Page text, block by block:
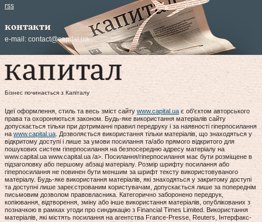
rss
контакти
e-mail: contact@capital.ua
Бізнес починається з Капіталу
Ідеї оформлення, стиль та весь зміст сайту www.capital.ua є об'єктом авторського
права та охороняються законом. Будь-яке використання матеріалів сайту
допускається тільки при дотриманні правил передруку і за наявності гіперпосилання
на www.capital.ua . Дозволяється використання тільки матеріалів, що знаходяться у
відкритому доступі і лише за умови посилання та/або прямого відкритого для
пошукових систем гіперпосилання на безпосередню адресу матеріалу на
www.capital.ua www.capital.ua /a>. Посилання/гіперпосилання має бути розміщене в
підзаголовку або першому абзаці матеріалу. Розмір шрифту посилання або
гіперпосилання не повинен бути меншим за шрифт тексту використовуваного
матеріалу. Будь-яке використання матеріалів, які знаходяться у закритому доступі
та доступні лише зареєстрованим користувачам, допускається лише за попереднім
письмовим дозволом правовласника. Категорично заборонено передрук,
копіювання, відтворення, зміну або інше використання матеріалів, опублікованих з
позначкою в рамках угоди про синдикацію з Financial Times Limited. Використання
матеріалів, які містять посилання на агентства France-Presse, Reuters, Інтерфакс-